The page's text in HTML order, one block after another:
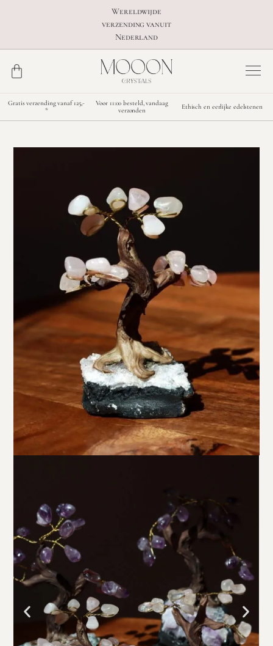
Wereldwijde
verzending vanuit
Nederland
Gratis verzending vanaf 125,-
*
Voor 11:00 besteld, vandaag
verzonden
Ethisch en eerlijke edelstenen